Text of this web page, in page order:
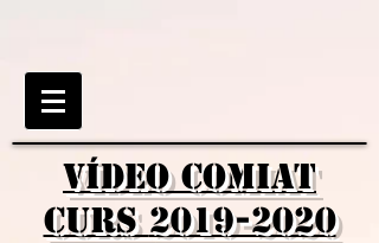
VÍDEO COMIAT
curs2019-2020